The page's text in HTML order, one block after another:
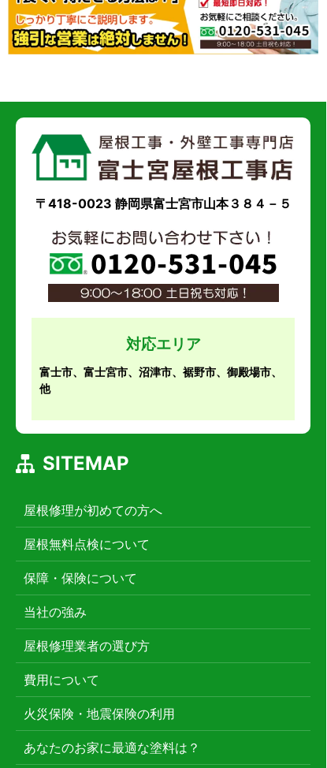
〒418-0023 静岡県富士宮市山本３８４－５
対応エリア
富士市、富士宮市、沼津市、裾野市、御殿場市、
他
SITEMAP
屋根修理が初めての方へ
屋根無料点検について
保障・保険について
当社の強み
屋根修理業者の選び方
費用について
火災保険・地震保険の利用
あなたのお家に最適な塗料は？